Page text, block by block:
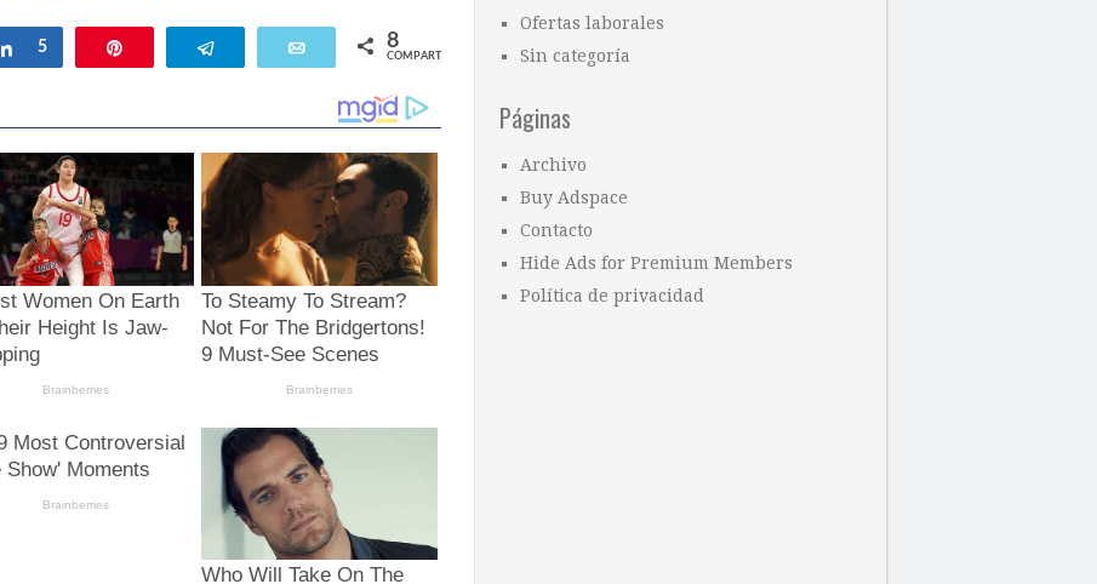
Compartir
5 Telegram Email 8
COMPARTIR
Ofertas laborales
Sin categoría
Páginas
Archivo
Buy Adspace
Contacto
Hide Ads for Premium Members
Política de privacidad